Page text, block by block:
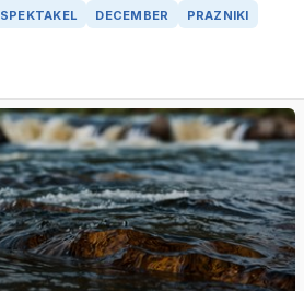
SPEKTAKEL DECEMBER PRAZNIKI